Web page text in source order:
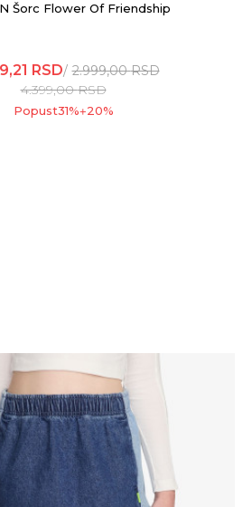
Šorc Flower Of Friendship
RSD 2.999,00RSD
4.399,00RSD
Popust31%+20%